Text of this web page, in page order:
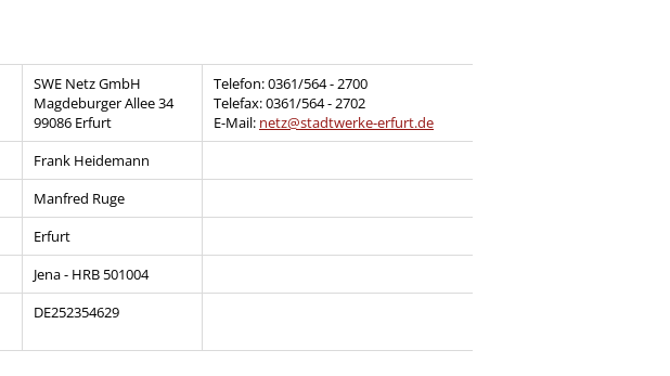
SWE Netz GmbH
Magdeburger Allee 34
99086 Erfurt
Telefon: 0361/564 - 2700
Telefax: 0361/564 - 2702
E-Mail: netz@stadtwerke-erfurt.de
Frank Heidemann
Manfred Ruge
Erfurt
Jena - HRB 501004
DE252354629